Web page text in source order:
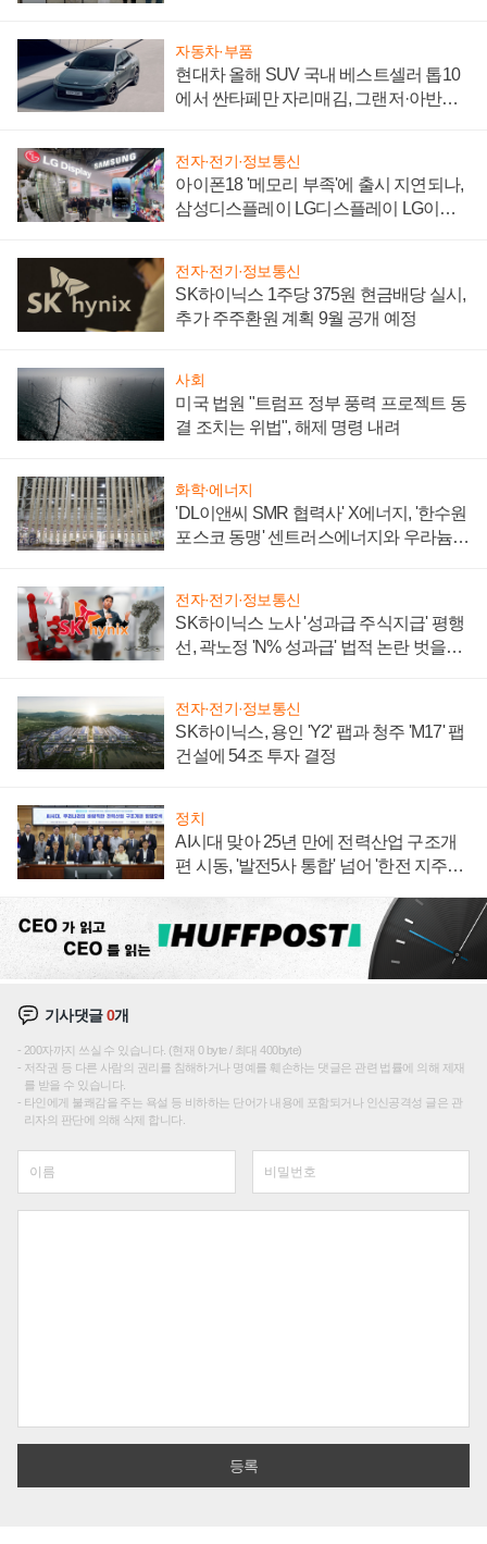
자동차·부품
현대차 올해 SUV 국내 베스트셀러 톱10
에서 싼타페만 자리매김, 그랜저·아반떼
전자·전기·정보통신
아이폰18 '메모리 부족'에 출시 지연되나,
삼성디스플레이 LG디스플레이 LG이노
전자·전기·정보통신
SK하이닉스 1주당 375원 현금배당 실시,
추가 주주환원 계획 9월 공개 예정
사회
미국 법원 "트럼프 정부 풍력 프로젝트 동
결 조치는 위법", 해제 명령 내려
화학·에너지
'DL이앤씨 SMR 협력사' X에너지, '한수원
포스코 동맹' 센트러스에너지와 우라늄
전자·전기·정보통신
SK하이닉스 노사 '성과급 주식지급' 평행
선, 곽노정 'N% 성과급' 법적 논란 벗을지
전자·전기·정보통신
SK하이닉스, 용인 'Y2' 팹과 청주 'M17' 팹
건설에 54조 투자 결정
정치
AI시대 맞아 25년 만에 전력산업 구조개
편 시동, '발전5사 통합' 넘어 '한전 지주사'
기사댓글0개
200자까지 쓰실 수 있습니다. (현재 0 byte / 최대 400byte)
저작권 등 다른 사람의 권리를 침해하거나 명예를 훼손하는 댓글은 관련 법률에 의해 제재
를 받을 수 있습니다.
타인에게 불쾌감을 주는 욕설 등 비하하는 단어가 내용에 포함되거나 인신공격성 글은 관
리자의 판단에 의해 삭제 합니다.